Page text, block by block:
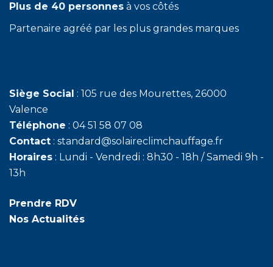
Plus de 40 personnes à vos côtés
Partenaire agréé par les plus grandes marques
Siège Social : 105 rue des Mourettes, 26000
Valence
Téléphone : 04 51 58 07 08
Contact : standard@solaireclimchauffage.fr
Horaires : Lundi - Vendredi : 8h30 - 18h / Samedi 9h -
13h
Prendre RDV
Nos Actualités